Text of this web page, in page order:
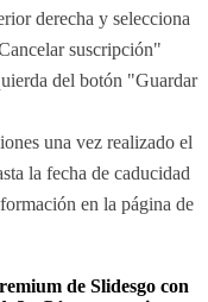
derecha y selecciona
suscripción"
del botón "Guardar
una vez realizado el
la fecha de caducidad
en la página de
de Slidesgo con